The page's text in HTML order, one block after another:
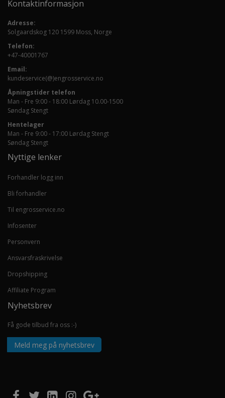
Kontaktinformasjon
Adresse:
Solgaardskog 120 1599 Moss, Norge
Telefon:
+47-40001767
Email:
kundeservice(@)engrosservice.no
Åpningstider telefon
Man - Fre 9:00 - 18:00 Lørdag 10.00-1500
Søndag Stengt
Hentelager
Man - Fre 9:00 - 17:00 Lørdag Stengt
Søndag Stengt
Nyttige lenker
Forhandler logg inn
Bli forhandler
Til engrosservice.no
Infosenter
Personvern
Ansvarsfraskrivelse
Dropshipping
Affiliate Program
Nyhetsbrev
Få gode tilbud fra oss :-)
Meld meg på nyhetsbrev